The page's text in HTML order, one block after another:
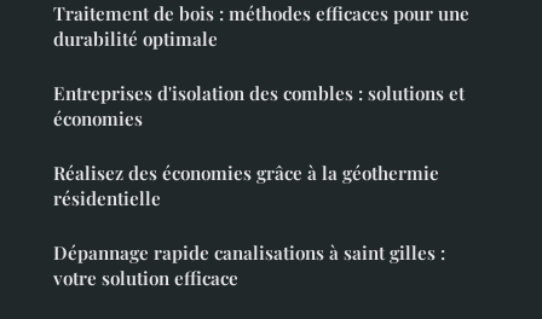
Traitement de bois : méthodes efficaces pour une
durabilité optimale
Entreprises d'isolation des combles : solutions et
économies
Réalisez des économies grâce à la géothermie
résidentielle
Dépannage rapide canalisations à saint gilles :
votre solution efficace